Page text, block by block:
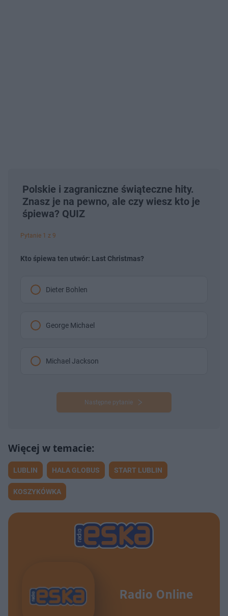
Polskie i zagraniczne świąteczne hity.
Znasz je na pewno, ale czy wiesz kto je
śpiewa? QUIZ
Pytanie 1 z 9
Kto śpiewa ten utwór: Last Christmas?
Dieter Bohlen
George Michael
Michael Jackson
Następne pytanie
LUBLIN HALA GLOBUS START LUBLIN
KOSZYKÓWKA
Radio Online